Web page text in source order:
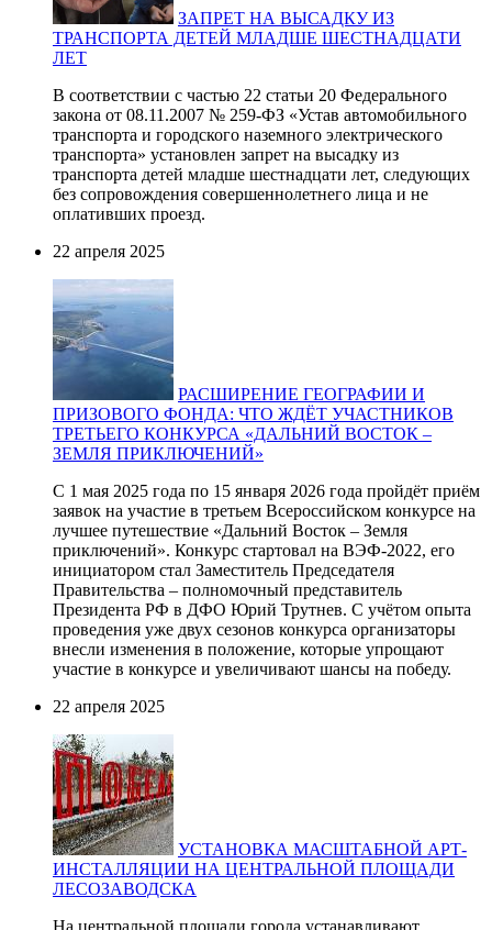
ЗАПРЕТ НА ВЫСАДКУ ИЗ
ТРАНСПОРТА ДЕТЕЙ МЛАДШЕ ШЕСТНАДЦАТИ
ЛЕТ
В соответствии с частью 22 статьи 20 Федерального
закона от 08.11.2007 № 259-ФЗ «Устав автомобильного
транспорта и городского наземного электрического
транспорта» установлен запрет на высадку из
транспорта детей младше шестнадцати лет, следующих
без сопровождения совершеннолетнего лица и не
оплативших проезд.
22 апреля 2025
РАСШИРЕНИЕ ГЕОГРАФИИ И
ПРИЗОВОГО ФОНДА: ЧТО ЖДЁТ УЧАСТНИКОВ
ТРЕТЬЕГО КОНКУРСА «ДАЛЬНИЙ ВОСТОК –
ЗЕМЛЯ ПРИКЛЮЧЕНИЙ»
С 1 мая 2025 года по 15 января 2026 года пройдёт приём
заявок на участие в третьем Всероссийском конкурсе на
лучшее путешествие «Дальний Восток – Земля
приключений». Конкурс стартовал на ВЭФ-2022, его
инициатором стал Заместитель Председателя
Правительства – полномочный представитель
Президента РФ в ДФО Юрий Трутнев. С учётом опыта
проведения уже двух сезонов конкурса организаторы
внесли изменения в положение, которые упрощают
участие в конкурсе и увеличивают шансы на победу.
22 апреля 2025
УСТАНОВКА МАСШТАБНОЙ АРТ-
ИНСТАЛЛЯЦИИ НА ЦЕНТРАЛЬНОЙ ПЛОЩАДИ
ЛЕСОЗАВОДСКА